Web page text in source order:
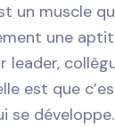
un muscle
une
leader,
est que
se développe.